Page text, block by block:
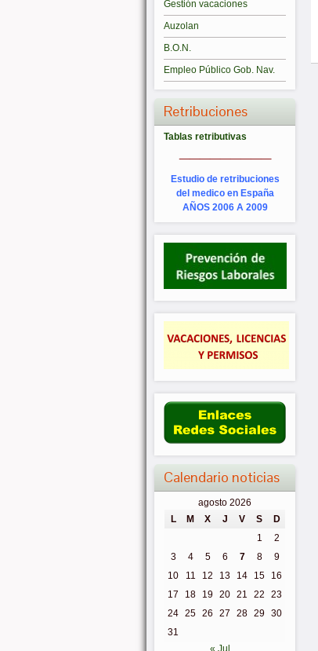
Gestión vacaciones
Auzolan
B.O.N.
Empleo Público Gob. Nav.
Retribuciones
Tablas retributivas
Estudio de retribuciones
del medico en España
AÑOS 2006 A 2009
Calendario noticias
agosto 2026
L
M X J V S
D
1
2
3
4 5 6 7 8
9
10
11 12 13 14 15
16
17
18 19 20 21 22
23
24 25 26 27 28 29 30
31